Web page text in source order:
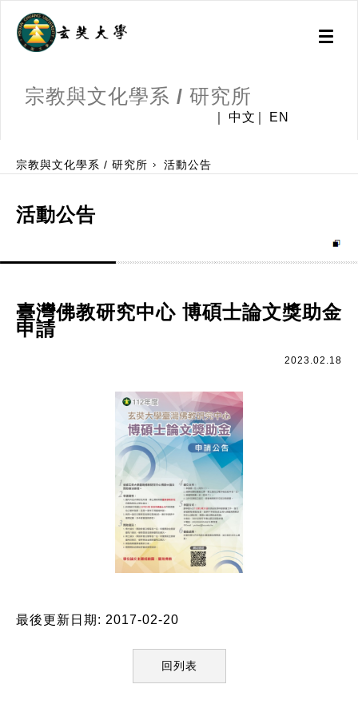
Toggle
宗教與文化學系 / 研究所
中文 EN
宗教與文化學系 / 研究所
活動公告
活動公告
臺灣佛教研究中心 博碩士論文獎助金
申請
2023.02.18
最後更新日期: 2017-02-20
回列表